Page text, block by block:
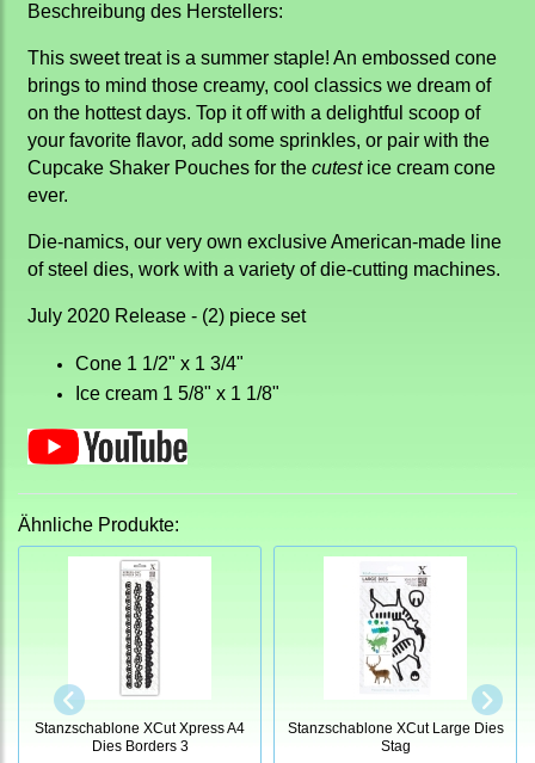
Beschreibung des Herstellers:
This sweet treat is a summer staple! An embossed cone
brings to mind those creamy, cool classics we dream of
on the hottest days. Top it off with a delightful scoop of
your favorite flavor, add some sprinkles, or pair with the
Cupcake Shaker Pouches for the cutestice cream cone
ever.
Die-namics, our very own exclusive American-made line
of steel dies, work with a variety of die-cutting machines.
July 2020 Release - (2) piece set
Cone 1 1/2" x 1 3/4"
Ice cream 1 5/8" x 1 1/8"
Ähnliche Produkte:
Stanzschablone XCut Xpress A4
Dies Borders 3
Stanzschablone XCut Large Dies
Stag